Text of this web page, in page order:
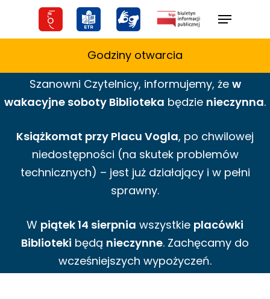
Menu
Godziny otwarcia
Szanowni Czytelnicy, informujemy, że w
wakacyjne soboty Biblioteka będzie nieczynna.
Książkomat przy Placu Vogla, po chwilowej
niedostępności (na skutek problemów
technicznych) – jest już działający i w pełni
sprawny.
W piątek 14 sierpnia wszystkie placówki
Biblioteki będą nieczynne. Zachęcamy do
wcześniejszych wypożyczeń.